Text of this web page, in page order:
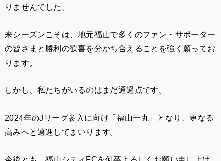
りませんでした。
来シーズンこそは、地元福山で多くのファン・サポーター
の皆さまと勝利の歓喜を分かち合えることを強く願ってお
ります。
しかし、私たちがいるのはまだ通過点です。
2024年のJリーグ参入に向け「福山一丸」となり、更なる
高みへと邁進してまいります。
今後とも、福山シティFCを何卒よろしくお願い申し上げ